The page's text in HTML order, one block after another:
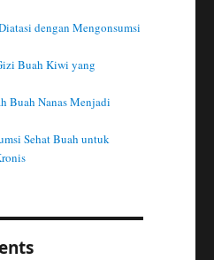
dengan Mengonsumsi
Buah Kiwi yang
Buah Nanas Menjadi
Sehat Buah untuk